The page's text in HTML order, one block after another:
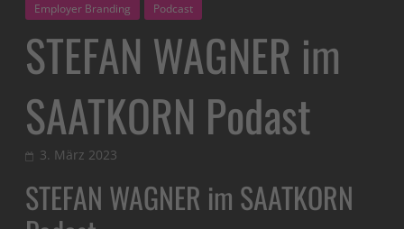
Employer Branding Podcast
STEFAN WAGNER im
SAATKORN Podast
3. März 2023
STEFAN WAGNER im SAATKORN